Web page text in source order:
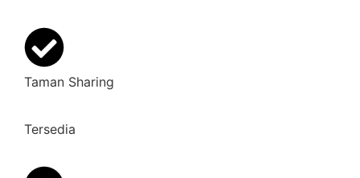
Taman Sharing
Tersedia